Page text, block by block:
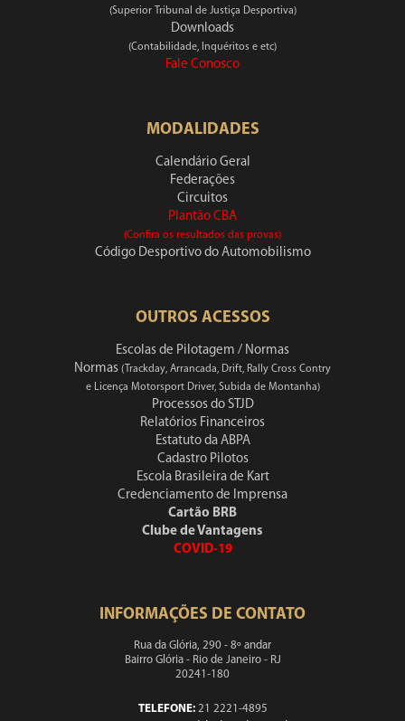
(Superior Tribunal de Justiça Desportiva)
Downloads
(Contabilidade, Inquéritos e etc)
Fale Conosco
MODALIDADES
Calendário Geral
Federações
Circuitos
Plantão CBA
(Confira os resultados das provas)
Código Desportivo do Automobilismo
OUTROS ACESSOS
Escolas de Pilotagem / Normas
Normas (Trackday, Arrancada, Drift, Rally Cross Contry
e Licença Motorsport Driver, Subida de Montanha)
Processos do STJD
Relatórios Financeiros
Estatuto da ABPA
Cadastro Pilotos
Escola Brasileira de Kart
Credenciamento de Imprensa
Cartão BRB
Clube de Vantagens
COVID-19
INFORMAÇÕES DE CONTATO
Rua da Glória, 290 - 8º andar
Bairro Glória - Rio de Janeiro - RJ
20241-180
TELEFONE:21 2221-4895